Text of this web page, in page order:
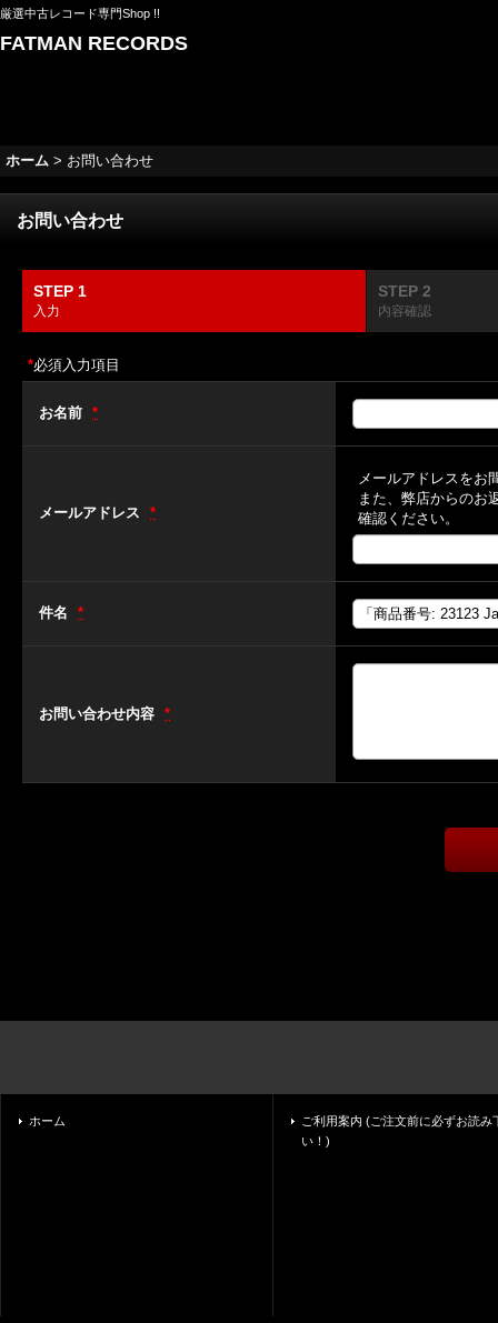
厳選中古レコード専門Shop !!
FATMAN RECORDS
ホーム > お問い合わせ
お問い合わせ
STEP 1
入力
STEP 2
内容確認
*必須入力項目
お名前 *
メールアドレス *
メールアドレスをお
また、弊店からのお
確認ください。
件名 *
お問い合わせ内容 *
ホーム
ご利用案内 (ご注文前に必ずお読み
い！)